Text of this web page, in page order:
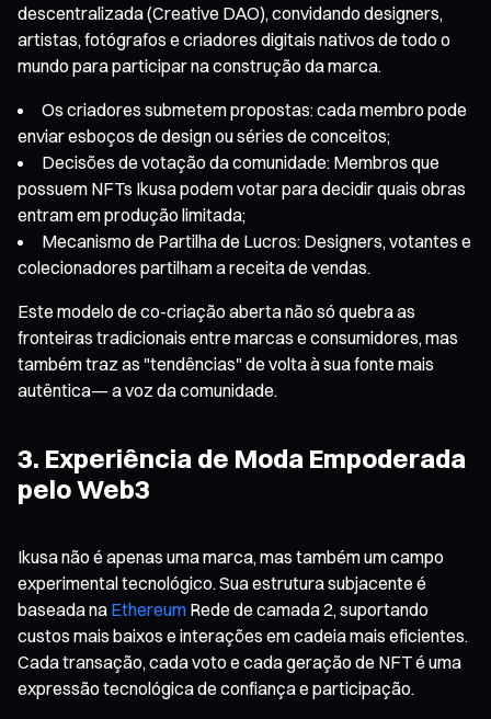
descentralizada (Creative DAO), convidando designers,
artistas, fotógrafos e criadores digitais nativos de todo o
mundo para participar na construção da marca.
Os criadores submetem propostas: cada membro pode
enviar esboços de design ou séries de conceitos;
Decisões de votação da comunidade: Membros que
possuem NFTs Ikusa podem votar para decidir quais obras
entram em produção limitada;
Mecanismo de Partilha de Lucros: Designers, votantes e
colecionadores partilham a receita de vendas.
Este modelo de co-criação aberta não só quebra as
fronteiras tradicionais entre marcas e consumidores, mas
também traz as "tendências" de volta à sua fonte mais
autêntica— a voz da comunidade.
3. Experiência de Moda Empoderada
pelo Web3
Ikusa não é apenas uma marca, mas também um campo
experimental tecnológico. Sua estrutura subjacente é
baseada na Ethereum Rede de camada 2, suportando
custos mais baixos e interações em cadeia mais eficientes.
Cada transação, cada voto e cada geração de NFT é uma
expressão tecnológica de confiança e participação.